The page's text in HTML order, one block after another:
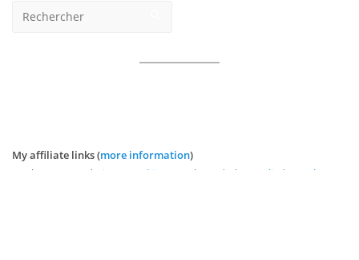
My affiliate links (more information)
Book accommodations:
Booking.com | Agoda | Expedia |
Hotels.com